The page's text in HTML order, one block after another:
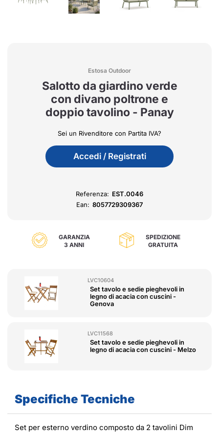
Estosa Outdoor
Salotto da giardino verde
con divano poltrone e
doppio tavolino - Panay
Sei un Rivenditore con Partita IVA?
Accedi / Registrati
Referenza: EST.0046
Ean: 8057729309367
GARANZIA
3 ANNI
SPEDIZIONE
GRATUITA
LVC10604
Set tavolo e sedie pieghevoli in
legno di acacia con cuscini -
Genova
LVC11568
Set tavolo e sedie pieghevoli in
legno di acacia con cuscini - Melzo
Specifiche Tecniche
Set per esterno verdino composto da 2 tavolini Dim